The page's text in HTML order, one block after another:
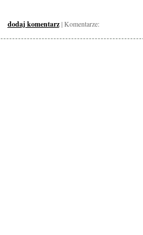
dodaj komentarz| Komentarze: